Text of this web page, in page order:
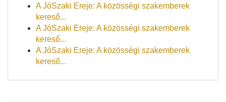
A JóSzaki Ereje: A közösségi szakemberek
kereső...
A JóSzaki Ereje: A közösségi szakemberek
kereső...
A JóSzaki Ereje: A közösségi szakemberek
kereső...